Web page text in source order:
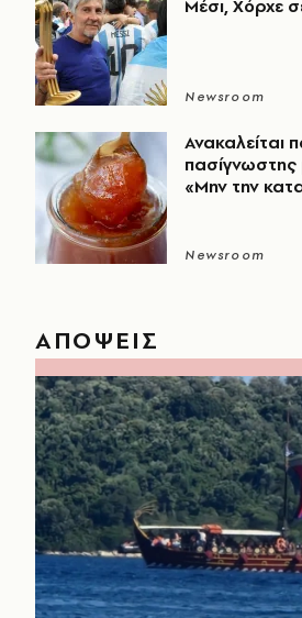
Μέσι, Χόρχε
Newsroom
Ανακαλείται
«Μην την
Newsroom
ΑΠΟΨΕΙΣ